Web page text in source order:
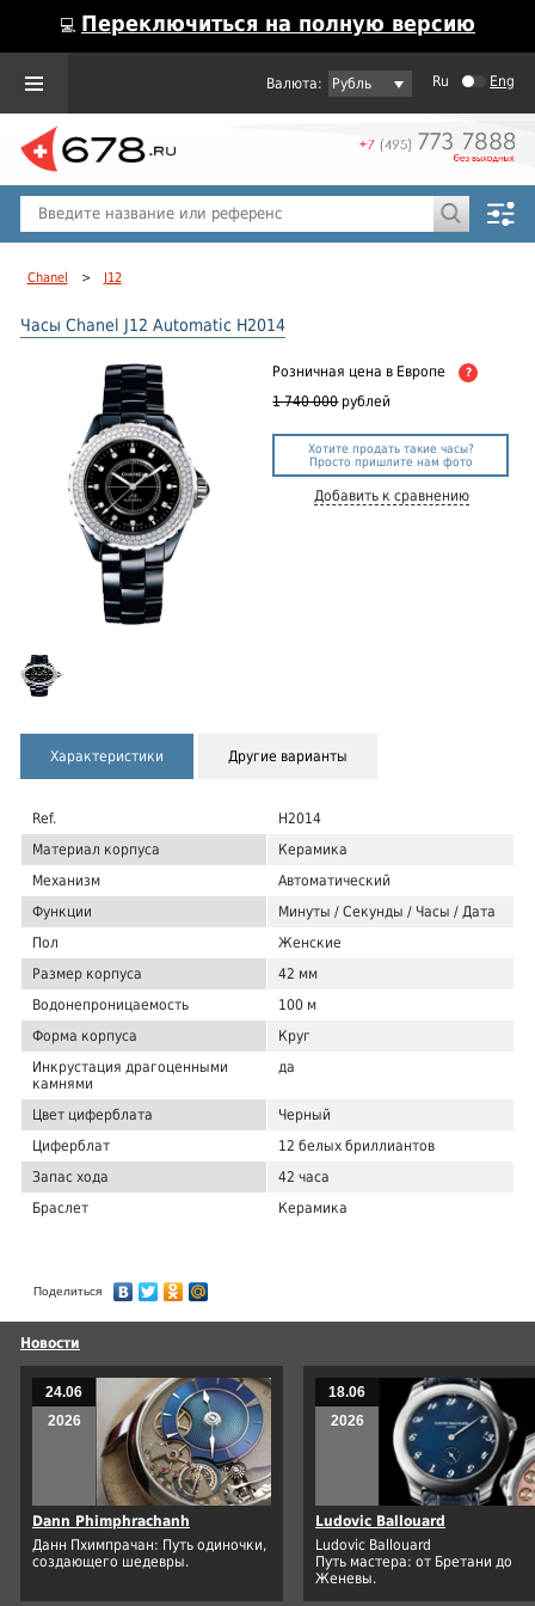
💻 Переключиться на полную версию
Рубль Ru Eng
Chanel > J12
Часы Chanel J12 Automatic H2014
Розничная цена в Европе ?
1 740 000 рублей
Хотите продать такие часы?
Просто пришлите нам фото
Добавить к сравнению
Характеристики Другие варианты
Ref.
H2014
Материал корпуса
Керамика
Механизм
Автоматический
Функции
Минуты / Секунды / Часы / Дата
Пол
Женские
Размер корпуса
42 мм
Водонепроницаемость
100 м
Форма корпуса
Круг
Инкрустация драгоценными
камнями
да
Цвет циферблата
Черный
Циферблат
12 белых бриллиантов
Запас хода
42 часа
Браслет
Керамика
Поделиться
Новости
24.06
2026
Dann Phimphrachanh
Данн Пхимпрачан: Путь одиночки,
создающего шедевры.
18.06
2026
Ludovic Ballouard
Ludovic Ballouard
Путь мастера: от Бретани до
Женевы.